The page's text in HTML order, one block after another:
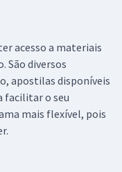
acesso a materiais
São diversos
apostilas disponíveis
facilitar o seu
mais flexível, pois